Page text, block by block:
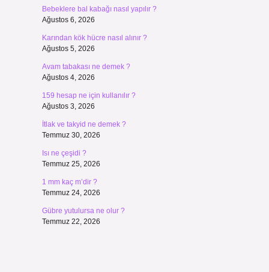
Bebeklere bal kabağı nasıl yapılır ?
Ağustos 6, 2026
Karından kök hücre nasıl alınır ?
Ağustos 5, 2026
Avam tabakası ne demek ?
Ağustos 4, 2026
159 hesap ne için kullanılır ?
Ağustos 3, 2026
İtlak ve takyid ne demek ?
Temmuz 30, 2026
Isı ne çeşidi ?
Temmuz 25, 2026
1 mm kaç m’dir ?
Temmuz 24, 2026
Gübre yutulursa ne olur ?
Temmuz 22, 2026